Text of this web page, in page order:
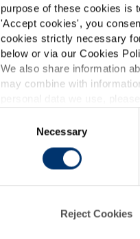
purpose of these cookies is
'Accept cookies', you
cookies strictly necessary
below or via our Cookies
We also share information
may combine with
Necessary
Reject Cookies